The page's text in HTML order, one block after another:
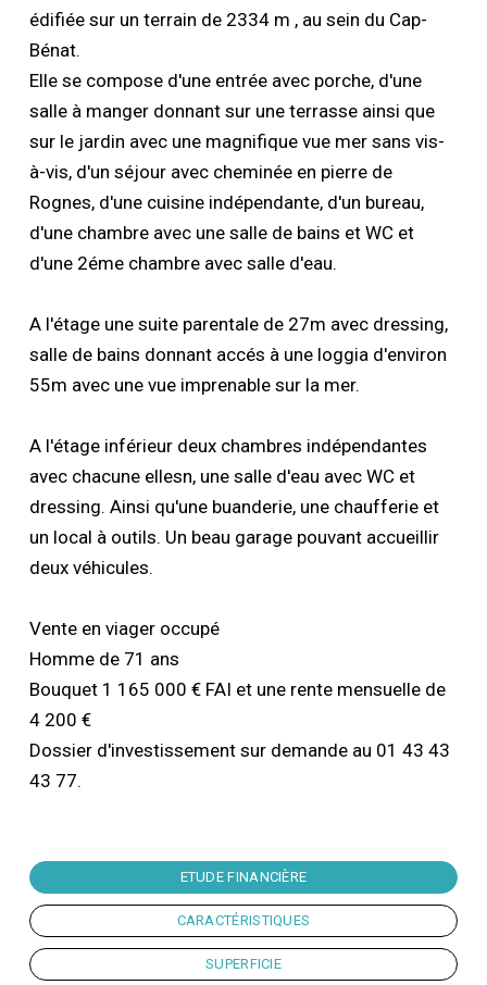
édifiée sur un terrain de 2334 m , au sein du Cap-
Bénat.
Elle se compose d'une entrée avec porche, d'une
salle à manger donnant sur une terrasse ainsi que
sur le jardin avec une magnifique vue mer sans vis-
à-vis, d'un séjour avec cheminée en pierre de
Rognes, d'une cuisine indépendante, d'un bureau,
d'une chambre avec une salle de bains et WC et
d'une 2éme chambre avec salle d'eau.
A l'étage une suite parentale de 27m avec dressing,
salle de bains donnant accés à une loggia d'environ
55m avec une vue imprenable sur la mer.
A l'étage inférieur deux chambres indépendantes
avec chacune ellesn, une salle d'eau avec WC et
dressing. Ainsi qu'une buanderie, une chaufferie et
un local à outils. Un beau garage pouvant accueillir
deux véhicules.
Vente en viager occupé
Homme de 71 ans
Bouquet 1 165 000 € FAI et une rente mensuelle de
4 200 €
Dossier d'investissement sur demande au 01 43 43
43 77.
ETUDE FINANCIÈRE
CARACTÉRISTIQUES
SUPERFICIE